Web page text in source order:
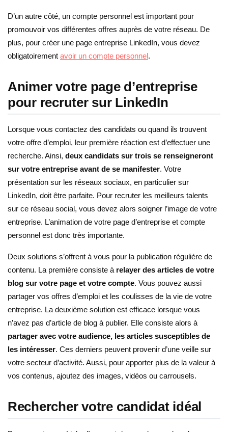
D’un autre côté, un compte personnel est important pour
promouvoir vos différentes offres auprès de votre réseau. De
plus, pour créer une page entreprise LinkedIn, vous devez
obligatoirement avoir un compte personnel.
Animer votre page d’entreprise
pour recruter sur LinkedIn
Lorsque vous contactez des candidats ou quand ils trouvent
votre offre d’emploi, leur première réaction est d’effectuer une
recherche. Ainsi, deux candidats sur trois se renseigneront
sur votre entreprise avant de se manifester. Votre
présentation sur les réseaux sociaux, en particulier sur
LinkedIn, doit être parfaite. Pour recruter les meilleurs talents
sur ce réseau social, vous devez alors soigner l’image de votre
entreprise. L’animation de votre page d’entreprise et compte
personnel est donc très importante.
Deux solutions s’offrent à vous pour la publication régulière de
contenu. La première consiste à relayer des articles de votre
blog sur votre page et votre compte. Vous pouvez aussi
partager vos offres d’emploi et les coulisses de la vie de votre
entreprise. La deuxième solution est efficace lorsque vous
n’avez pas d’article de blog à publier. Elle consiste alors à
partager avec votre audience, les articles susceptibles de
les intéresser. Ces derniers peuvent provenir d’une veille sur
votre secteur d’activité. Aussi, pour apporter plus de la valeur à
vos contenus, ajoutez des images, vidéos ou carrousels.
Rechercher votre candidat idéal